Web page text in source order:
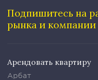
Подпишитесь на
рынка и компании
Арендовать квартиру
Арбат